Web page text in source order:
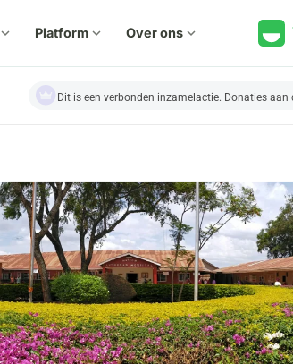
expand_more Platform expand_more Over ons expand_more
Dit is een verbonden inzamelactie. Donaties